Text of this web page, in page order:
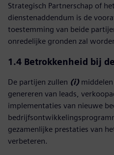
Strategisch Partnerschap of
dienstenaddendum is de
toestemming van beide
onredelijke gronden zal
1.4 Betrokkenheid bij
De partijen zullen (i)middelen
genereren van leads,
implementaties van nieuwe
gezamenlijke prestaties van
verbeteren.